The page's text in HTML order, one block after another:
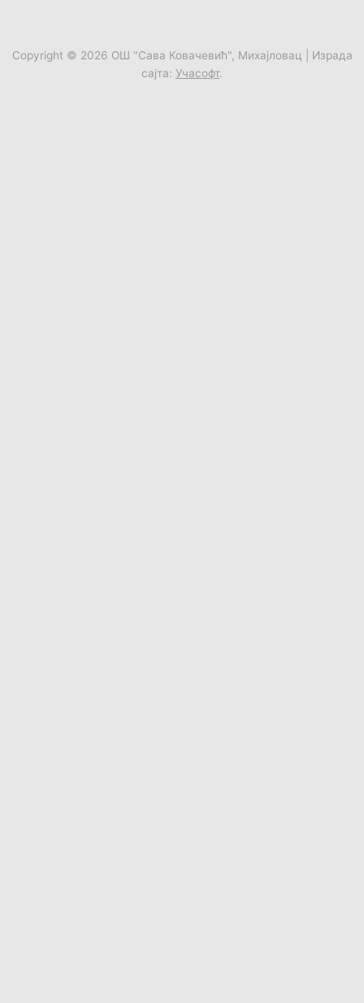
Copyright © 2026 ОШ "Сава Ковачевић", Михајловац | Израда
сајта: Учасофт.